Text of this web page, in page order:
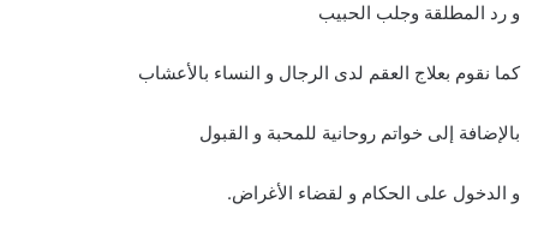
و رد المطلقة وجلب الحبيب
كما نقوم بعلاج العقم لدى الرجال و النساء بالأعشاب
بالإضافة إلى خواتم روحانية للمحبة و القبول
و الدخول على الحكام و لقضاء الأغراض.